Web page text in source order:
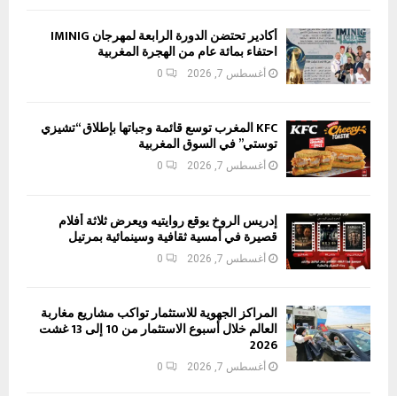
أكادير تحتضن الدورة الرابعة لمهرجان IMINIG
احتفاء بمائة عام من الهجرة المغربية
أغسطس 7, 2026 0
KFC المغرب توسع قائمة وجباتها بإطلاق “تشيزي
توستي” في السوق المغربية
أغسطس 7, 2026 0
إدريس الروخ يوقع روايتيه ويعرض ثلاثة أفلام
قصيرة في أمسية ثقافية وسينمائية بمرتيل
أغسطس 7, 2026 0
المراكز الجهوية للاستثمار تواكب مشاريع مغاربة
العالم خلال أسبوع الاستثمار من 10 إلى 13 غشت
2026
أغسطس 7, 2026 0